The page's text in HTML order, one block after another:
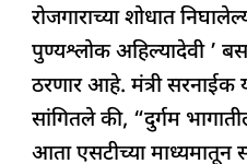
रोजगाराच्या शोधात
पुण्यश्लोक अहिल्यादेवी ’
ठरणार आहे. मंत्री
सांगितले की, “दुर्गम
आता एसटीच्या माध्यमातून